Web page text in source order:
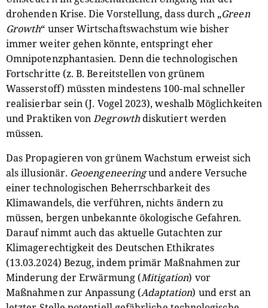
drohenden Krise. Die Vorstellung, dass durch „Green
Growth“ unser Wirtschaftswachstum wie bisher
immer weiter gehen könnte, entspringt eher
Omnipotenzphantasien. Denn die technologischen
Fortschritte (z. B. Bereitstellen von grünem
Wasserstoff) müssten mindestens 100-mal schneller
realisierbar sein (J. Vogel 2023), weshalb Möglichkeiten
und Praktiken vonDegrowthdiskutiert werden
müssen.
Das Propagieren von grünem Wachstum erweist sich
als illusionär. Geoengeneeringund andere Versuche
einer technologischen Beherrschbarkeit des
Klimawandels, die verführen, nichts ändern zu
müssen, bergen unbekannte ökologische Gefahren.
Darauf nimmt auch das aktuelle Gutachten zur
Klimagerechtigkeit des Deutschen Ethikrates
(13.03.2024) Bezug, indem primär Maßnahmen zur
Minderung der Erwärmung (Mitigation) vor
Maßnahmen zur Anpassung (Adaptation) und erst an